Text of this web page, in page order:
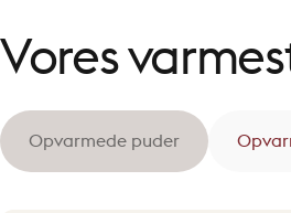
Vores
Opvarmede puder